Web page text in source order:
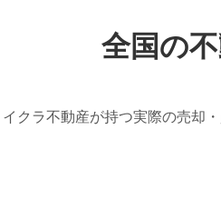
全国の
イクラ不動産が持つ実際の売却